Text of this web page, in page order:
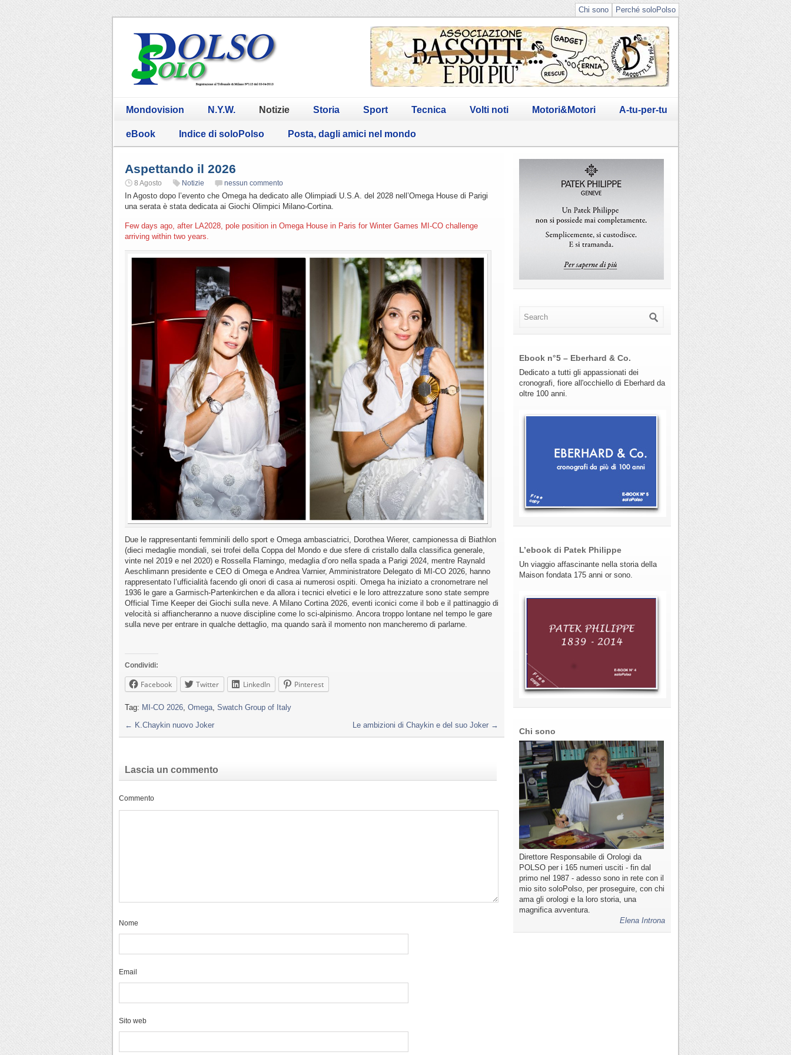
Perché soloPolso
Chi sono
Mondovision N.Y.W. Notizie Storia Sport Tecnica Volti noti Motori&Motori A-tu-per-tu
eBook Indice di soloPolso Posta, dagli amici nel mondo
Aspettando il 2026
8 Agosto Notizie nessun commento
In Agosto dopo l’evento che Omega ha dedicato alle Olimpiadi U.S.A. del 2028 nell’Omega House di Parigi
una serata è stata dedicata ai Giochi Olimpici Milano-Cortina.
Few days ago, after LA2028, pole position in Omega House in Paris for Winter Games MI-CO challenge
arriving within two years.
Due le rappresentanti femminili dello sport e Omega ambasciatrici, Dorothea Wierer, campionessa di Biathlon
(dieci medaglie mondiali, sei trofei della Coppa del Mondo e due sfere di cristallo dalla classifica generale,
vinte nel 2019 e nel 2020) e Rossella Flamingo, medaglia d’oro nella spada a Parigi 2024, mentre Raynald
Aeschlimann presidente e CEO di Omega e Andrea Varnier, Amministratore Delegato di MI-CO 2026, hanno
rappresentato l’ufficialità facendo gli onori di casa ai numerosi ospiti. Omega ha iniziato a cronometrare nel
1936 le gare a Garmisch-Partenkirchen e da allora i tecnici elvetici e le loro attrezzature sono state sempre
Official Time Keeper dei Giochi sulla neve. A Milano Cortina 2026, eventi iconici come il bob e il pattinaggio di
velocità si affiancheranno a nuove discipline come lo sci-alpinismo. Ancora troppo lontane nel tempo le gare
sulla neve per entrare in qualche dettaglio, ma quando sarà il momento non mancheremo di parlarne.
Condividi:
Facebook Twitter LinkedIn Pinterest
Tag: MI-CO 2026 Omega Swatch Group of Italy
← K.Chaykin nuovo Joker Le ambizioni di Chaykin e del suo Joker →
Lascia un commento
Commento
Nome
Email
Sito web
Ebook n°5 – Eberhard & Co.
Dedicato a tutti gli appassionati dei
cronografi, fiore all'occhiello di Eberhard da
oltre 100 anni.
L’ebook di Patek Philippe
Un viaggio affascinante nella storia della
Maison fondata 175 anni or sono.
Chi sono
Direttore Responsabile di Orologi da
POLSO per i 165 numeri usciti - fin dal
primo nel 1987 - adesso sono in rete con il
mio sito soloPolso, per proseguire, con chi
ama gli orologi e la loro storia, una
magnifica avventura.
Elena Introna